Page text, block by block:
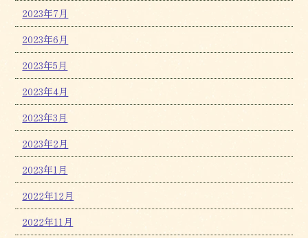
2023年7月
2023年6月
2023年5月
2023年4月
2023年3月
2023年2月
2023年1月
2022年12月
2022年11月